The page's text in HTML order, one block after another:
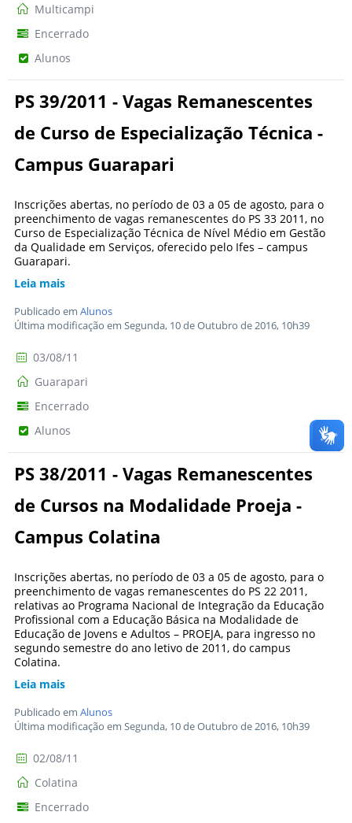
Multicampi
Encerrado
Alunos
PS 39/2011 - Vagas Remanescentes
de Curso de Especialização Técnica -
Campus Guarapari
Inscrições abertas, no período de 03 a 05 de agosto, para o
preenchimento de vagas remanescentes do PS 33 2011, no
Curso de Especialização Técnica de Nível Médio em Gestão
da Qualidade em Serviços, oferecido pelo Ifes – campus
Guarapari.
Leia mais
Publicado em Alunos
Última modificação em Segunda, 10 de Outubro de 2016, 10h39
03/08/11
Guarapari
Encerrado
Alunos
PS 38/2011 - Vagas Remanescentes
de Cursos na Modalidade Proeja -
Campus Colatina
Inscrições abertas, no período de 03 a 05 de agosto, para o
preenchimento de vagas remanescentes do PS 22 2011,
relativas ao Programa Nacional de Integração da Educação
Profissional com a Educação Básica na Modalidade de
Educação de Jovens e Adultos – PROEJA, para ingresso no
segundo semestre do ano letivo de 2011, do campus
Colatina.
Leia mais
Publicado em Alunos
Última modificação em Segunda, 10 de Outubro de 2016, 10h39
02/08/11
Colatina
Encerrado